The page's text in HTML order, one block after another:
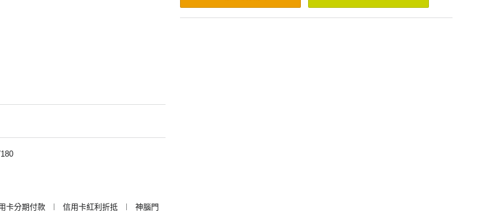
卡分期付款 ︱ 信用卡紅利折抵 ︱
神腦門